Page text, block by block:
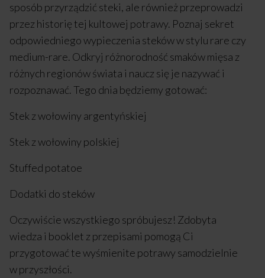
sposób przyrządzić steki, ale również przeprowadzi
przez historię tej kultowej potrawy. Poznaj sekret
odpowiedniego wypieczenia steków w stylu rare czy
medium-rare. Odkryj różnorodność smaków mięsa z
różnych regionów świata i naucz się je nazywać i
rozpoznawać. Tego dnia będziemy gotować:
Stek z wołowiny argentyńskiej
Stek z wołowiny polskiej
Stuffed potatoe
Dodatki do steków
Oczywiście wszystkiego spróbujesz! Zdobyta
wiedza i booklet z przepisami pomogą Ci
przygotować te wyśmienite potrawy samodzielnie
w przyszłości.